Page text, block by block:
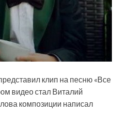
клип на песню «Все
видео стал Виталий
композиции написал